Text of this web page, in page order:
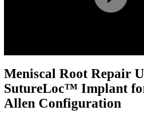
Meniscal Root Repair
SutureLoc™ Implant
Allen Configuration